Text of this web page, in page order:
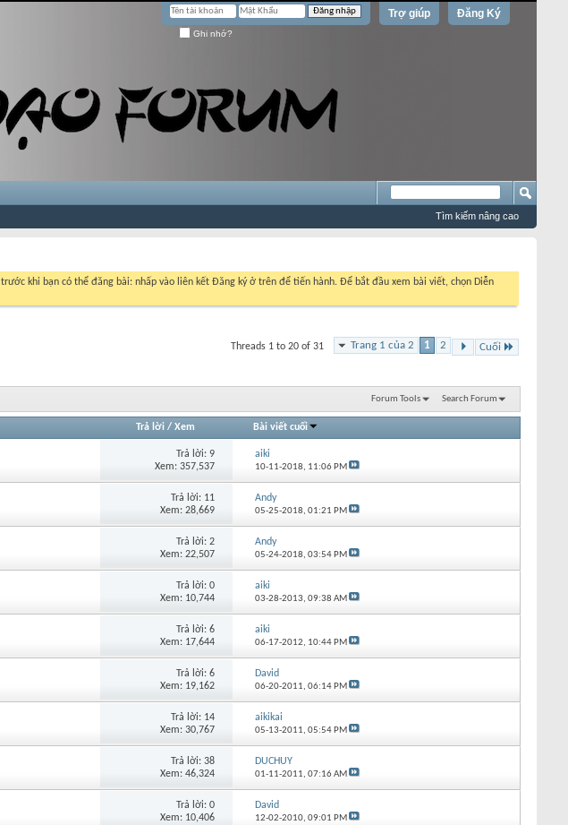
Đăng Ký
Trợ giúp
Ghi nhớ?
Tìm kiếm nâng cao
trước khi bạn có thể đăng bài: nhấp vào liên kết Đăng ký ở trên để tiến hành. Để bắt đầu xem bài viết, chọn Diễn
Trang 1 của 2 1 2 Cuối
Threads 1 to 20 of 31
Forum Tools Search Forum
Trả lời /Xem Bài viết cuối
Trả lời:9
Xem: 357,537
aiki
10-11-2018, 11:06 PM
Trả lời: 11
Xem: 28,669
Andy
05-25-2018, 01:21 PM
Trả lời:2
Xem: 22,507
Andy
05-24-2018, 03:54 PM
Trả lời:0
Xem: 10,744
aiki
03-28-2013, 09:38 AM
Trả lời:6
Xem: 17,644
aiki
06-17-2012, 10:44 PM
Trả lời:6
Xem: 19,162
David
06-20-2011, 06:14 PM
Trả lời: 14
Xem: 30,767
aikikai
05-13-2011, 05:54 PM
Trả lời:38
Xem: 46,324
DUCHUY
01-11-2011, 07:16 AM
Trả lời:0
Xem: 10,406
David
12-02-2010, 09:01 PM